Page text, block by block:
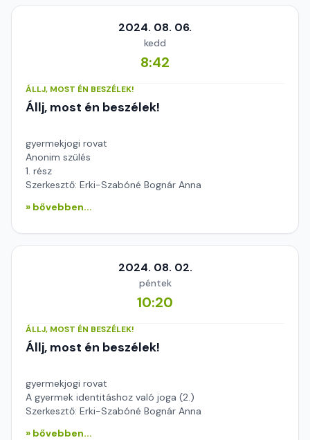
2024. 08. 06.
kedd
8:42
ÁLLJ, MOST ÉN BESZÉLEK!
Állj, most én beszélek!
gyermekjogi rovat
Anonim szülés
1. rész
Szerkesztő: Erki-Szabóné Bognár Anna
» bővebben...
2024. 08. 02.
péntek
10:20
ÁLLJ, MOST ÉN BESZÉLEK!
Állj, most én beszélek!
gyermekjogi rovat
A gyermek identitáshoz való joga (2.)
Szerkesztő: Erki-Szabóné Bognár Anna
» bővebben...